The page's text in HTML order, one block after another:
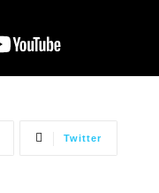
Twitter